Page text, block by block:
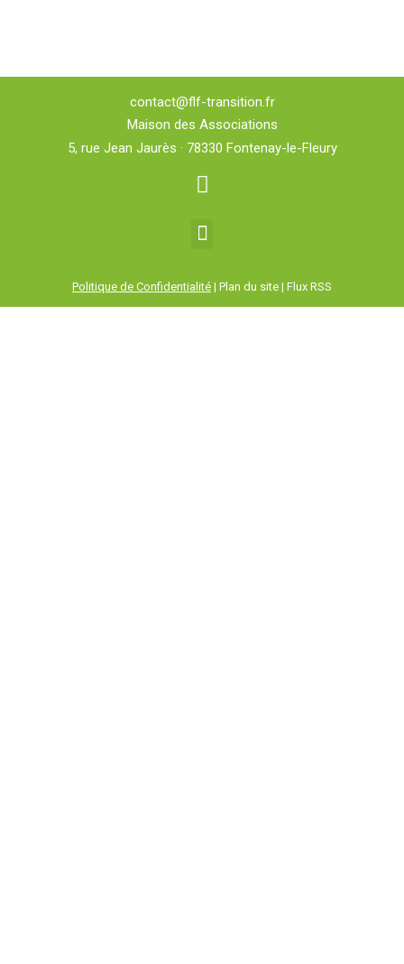
contact@flf-transition.fr
Maison des Associations
5, rue Jean Jaurès · 78330 Fontenay-le-Fleury
Politique de Confidentialité | Plan du site | Flux RSS